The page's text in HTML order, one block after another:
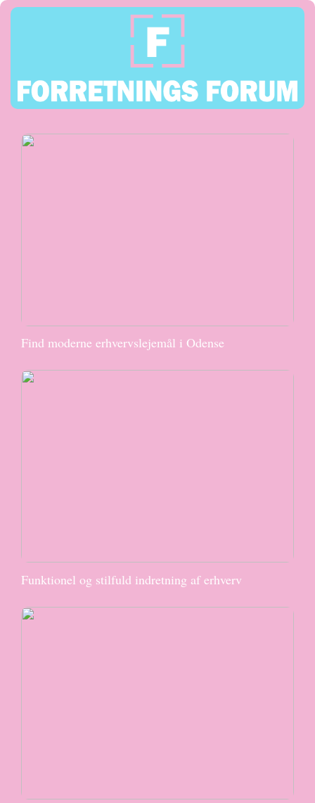
Find moderne erhvervslejemål i Odense
Funktionel og stilfuld indretning af erhverv